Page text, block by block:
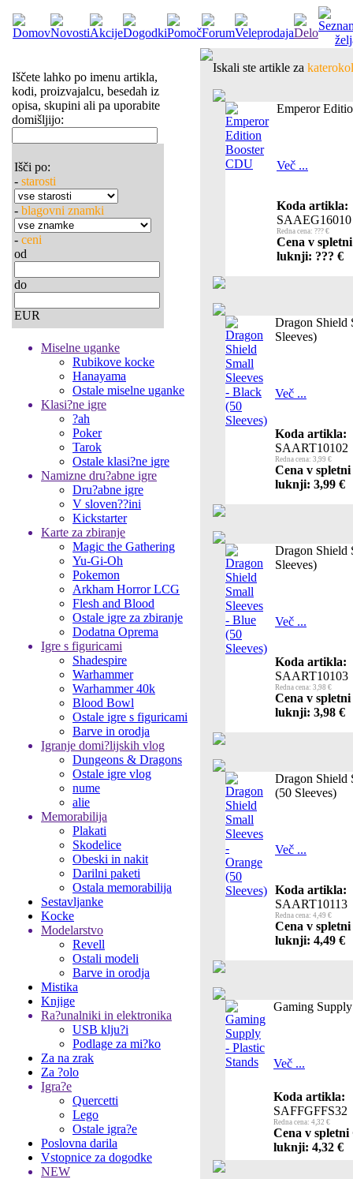
Iščete lahko po imenu artikla,
kodi, proizvajalcu, besedah iz
opisa, skupini ali pa uporabite
domišljijo:
Išči po:
- starosti
- blagovni znamki
- ceni
od
do
EUR
Miselne uganke
Rubikove kocke
Hanayama
Ostale miselne uganke
Klasi?ne igre
?ah
Poker
Tarok
Ostale klasi?ne igre
Namizne dru?abne igre
Dru?abne igre
V sloven??ini
Kickstarter
Karte za zbiranje
Magic the Gathering
Yu-Gi-Oh
Pokemon
Arkham Horror LCG
Flesh and Blood
Ostale igre za zbiranje
Dodatna Oprema
Igre s figuricami
Shadespire
Warhammer
Warhammer 40k
Blood Bowl
Ostale igre s figuricami
Barve in orodja
Igranje domi?lijskih vlog
Dungeons & Dragons
Ostale igre vlog
nume
alie
Memorabilija
Plakati
Skodelice
Obeski in nakit
Darilni paketi
Ostala memorabilija
Sestavljanke
Kocke
Modelarstvo
Revell
Ostali modeli
Barve in orodja
Mistika
Knjige
Ra?unalniki in elektronika
USB klju?i
Podlage za mi?ko
Za na zrak
Za ?olo
Igra?e
Quercetti
Lego
Ostale igra?e
Poslovna darila
Vstopnice za dogodke
NEW
Iskali ste artikle za
Emperor
Več ...
Koda artikla:
SAAEG16010
Redna cena: ??? €
Cena v
luknji: ??? €
Dragon Shield
Sleeves)
Več ...
Koda artikla:
SAART10102
Redna cena: 3,99 €
Cena v
luknji: 3,99 €
Dragon Shield
Sleeves)
Več ...
Koda artikla:
SAART10103
Redna cena: 3,98 €
Cena v
luknji: 3,98 €
Dragon Shield
(50 Sleeves)
Več ...
Koda artikla:
SAART10113
Redna cena: 4,49 €
Cena v
luknji: 4,49 €
Gaming
Več ...
Koda artikla:
SAFFGFFS32
Redna cena: 4,32 €
Cena v
luknji: 4,32 €